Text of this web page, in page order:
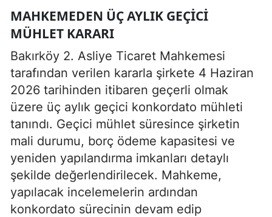
MAHKEMEDEN ÜÇ AYLIK GEÇICI
MÜHLET KARARI
Bakırköy 2. Asliye Ticaret Mahkemesi
tarafından verilen kararla şirkete 4 Haziran
2026 tarihinden itibaren geçerli olmak
üzere üç aylık geçici konkordato mühleti
tanındı. Geçici mühlet süresince şirketin
mali durumu, borç ödeme kapasitesi ve
yeniden yapılandırma imkanları detaylı
şekilde değerlendirilecek. Mahkeme,
yapılacak incelemelerin ardından
konkordato sürecinin devam edip